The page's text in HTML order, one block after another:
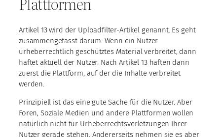
Artikel 13 wird der Uploadfilter-Artikel genannt. Es geht
zusammengefasst darum: Wenn ein Nutzer
urheberrechtlich geschütztes Material verbreitet, dann
haftet aktuell der Nutzer. Nach Artikel 13 haften dann
zuerst die Plattform, auf der die Inhalte verbreitet
werden.
Prinzipiell ist das eine gute Sache für die Nutzer. Aber
Foren, Soziale Medien und andere Plattformen wollen
natürlich nicht für Urheberrechtsverletzungen Ihrer
Nutzer gerade stehen. Andererseits nehmen sie es aber